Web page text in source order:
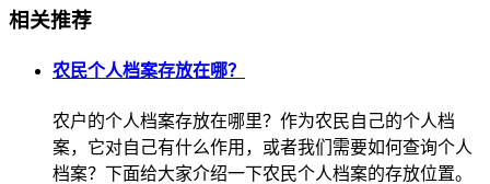
相关推荐
农民个人档案存放在哪？
农户的个人档案存放在哪里？作为农民自己的个人档
案，它对自己有什么作用，或者我们需要如何查询个人
档案？下面给大家介绍一下农民个人档案的存放位置。